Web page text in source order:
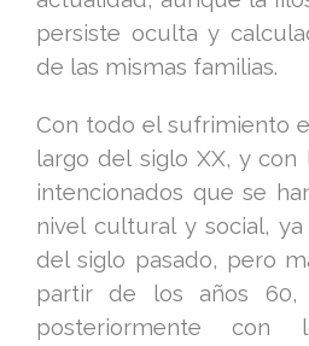
persiste oculta y
de las mismas familias.
Con todo el sufrimiento
largo del siglo XX, y con
intencionados que se
nivel cultural y social,
del siglo pasado, pero
partir de los años 60,
posteriormente con